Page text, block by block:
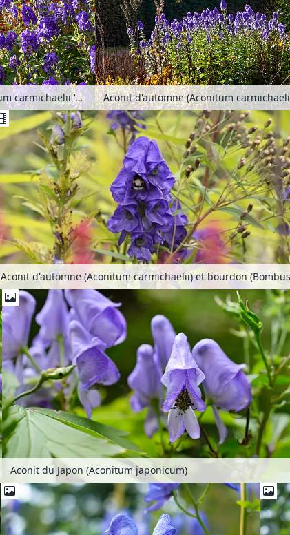
Aconit d'automne (Aconitum carmichaelii 'Arendsii' syn. Aconitum arendsii)
Aconit d'automne (Aconitum carmichaelii) et bourdon
Aconit du Japon (Aconitum japonicum)